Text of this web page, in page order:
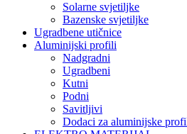
Solarne svjetiljke
Bazenske svjetiljke
Ugradbene utičnice
Aluminijski profili
Nadgradni
Ugradbeni
Kutni
Podni
Savitljivi
Dodaci za aluminijske